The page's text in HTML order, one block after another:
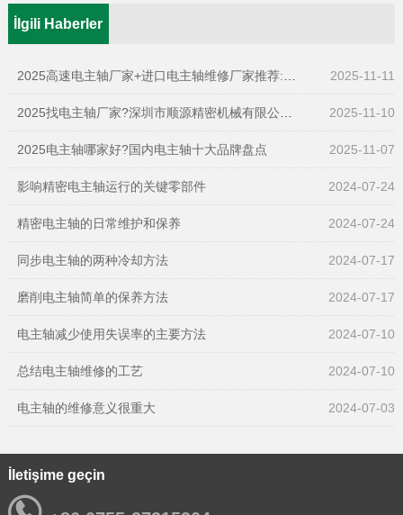
İlgili Haberler
2025-11-11
2025高速电主轴厂家+进口电主轴维修厂家推荐:深圳市顺源精密机械有限公司值得关注
2025-11-10
2025找电主轴厂家?深圳市顺源精密机械有限公司-精密电主轴生产厂家,一站式全搞定
2025-11-07
2025电主轴哪家好?国内电主轴十大品牌盘点
2024-07-24
影响精密电主轴运行的关键零部件
2024-07-24
精密电主轴的日常维护和保养
2024-07-17
同步电主轴的两种冷却方法
2024-07-17
磨削电主轴简单的保养方法
2024-07-10
电主轴减少使用失误率的主要方法
2024-07-10
总结电主轴维修的工艺
2024-07-03
电主轴的维修意义很重大
İletişime geçin